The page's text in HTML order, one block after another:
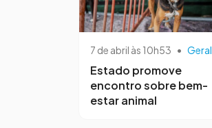
7 de abril às 10h53 • Geral
Estado promove
encontro sobre bem-
estar animal